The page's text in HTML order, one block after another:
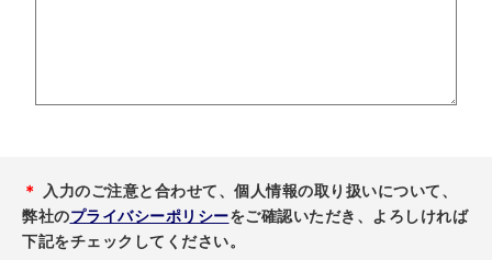
＊
入力のご注意と合わせて、個人情報の取り扱いについて、
弊社のプライバシーポリシーをご確認いただき、よろしければ
下記をチェックしてください。